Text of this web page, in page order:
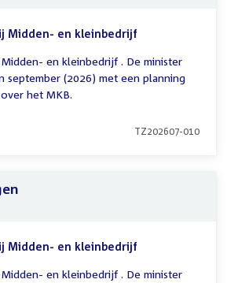
Midden- en kleinbedrijf
en kleinbedrijf . De minister
september (2026) met een planning
het MKB.
TZ202607-010
Midden- en kleinbedrijf
en kleinbedrijf . De minister